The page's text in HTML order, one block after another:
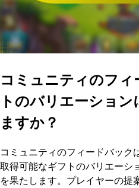
コミュニティのフィ
トのバリエーショ
ますか？
コミュニティのフィードバック
取得可能なギフトのバリエーシ
を果たします。プレイヤーの提